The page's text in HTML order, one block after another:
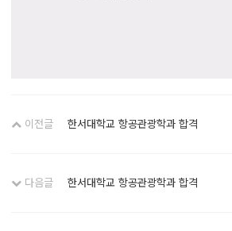
이전글 한서대학교 항공관광학과 합격
다음글 한서대학교 항공관광학과 합격